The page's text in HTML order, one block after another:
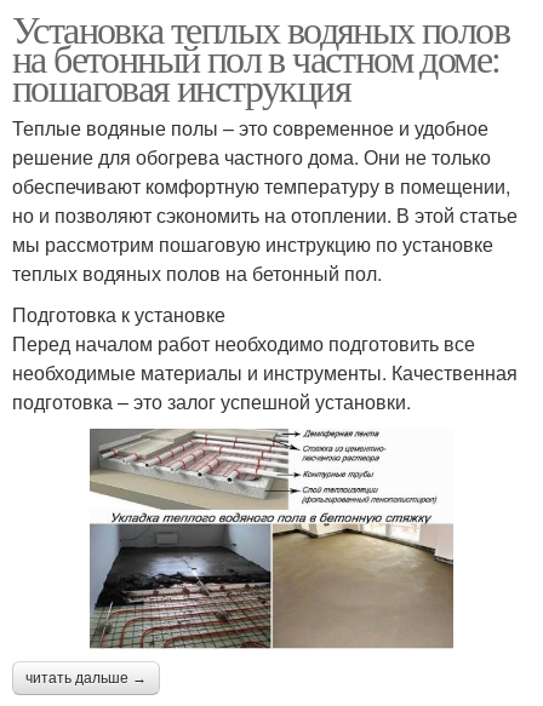
Установка теплых водяных полов
на бетонный пол в частном доме:
пошаговая инструкция
Теплые водяные полы – это современное и удобное
решение для обогрева частного дома. Они не только
обеспечивают комфортную температуру в помещении,
но и позволяют сэкономить на отоплении. В этой статье
мы рассмотрим пошаговую инструкцию по установке
теплых водяных полов на бетонный пол.
Подготовка к установке
Перед началом работ необходимо подготовить все
необходимые материалы и инструменты. Качественная
подготовка – это залог успешной установки.
читать дальше →